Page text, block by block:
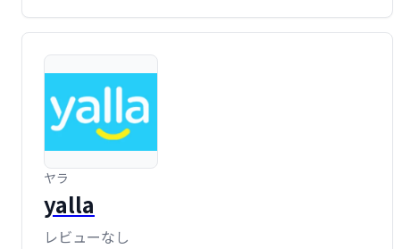
ヤラ
yalla
レビューなし